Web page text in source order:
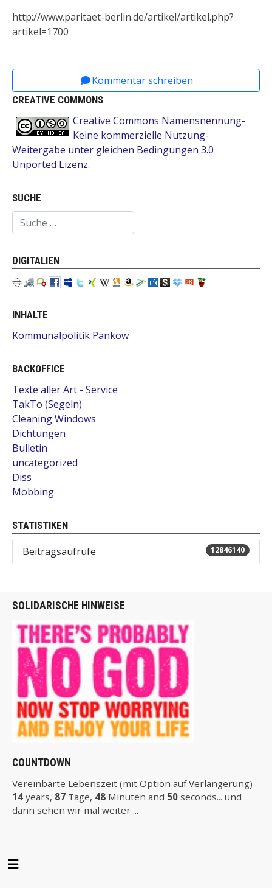
http://www.paritaet-berlin.de/artikel/artikel.php?
artikel=1700
Kommentar schreiben
CREATIVE COMMONS
Creative Commons Namensnennung-
Keine kommerzielle Nutzung-
Weitergabe unter gleichen Bedingungen 3.0
Unported Lizenz.
SUCHE
Suchen
DIGITALIEN
INHALTE
Kommunalpolitik Pankow
BACKOFFICE
Texte aller Art - Service
TakTo (Segeln)
Cleaning Windows
Dichtungen
Bulletin
uncategorized
Diss
Mobbing
STATISTIKEN
Beitragsaufrufe 12846140
SOLIDARISCHE HINWEISE
COUNTDOWN
Vereinbarte Lebenszeit (mit Option auf Verlängerung)
14 years, 87 Tage, 48 Minuten and 50 seconds... und
dann sehen wir mal weiter ...